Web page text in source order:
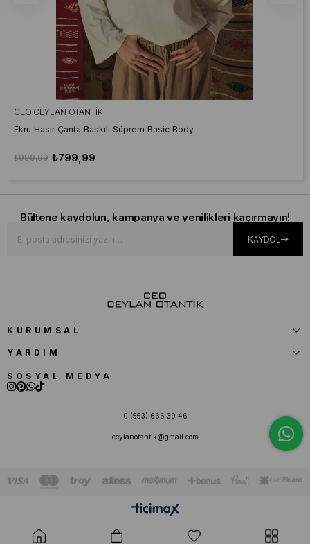
CEO CEYLAN OTANTIK
Ekru Hasır Çanta Baskılı Süprem Basic Body
₺799,99
₺999,99
Bültene kaydolun, kampanya ve yenilikleri kaçırmayın!
KAYDOL
KURUMSAL
YARDIM
SOSYAL MEDYA
0 (553) 666 39 46
ceylanotantik@gmail.com